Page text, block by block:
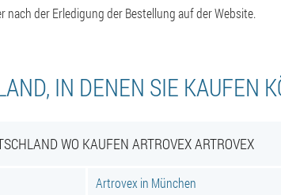
nach der Erledigung der Bestellung auf der Website.
IN DENEN SIE KAUFEN
WO KAUFEN ARTROVEX ARTROVEX
Artrovex in München